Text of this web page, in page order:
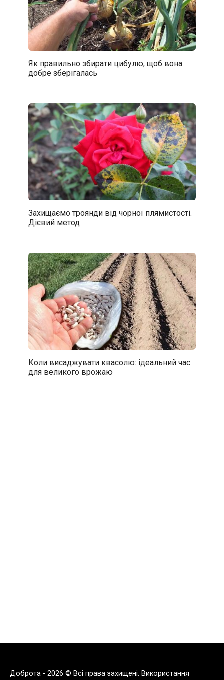
Як правильно збирати цибулю, щоб вона
добре зберігалась
Захищаємо троянди від чорної плямистості.
Дієвий метод
Коли висаджувати квасолю: ідеальний час
для великого врожаю
Доброта - 2026 © Всі права захищені. Використання